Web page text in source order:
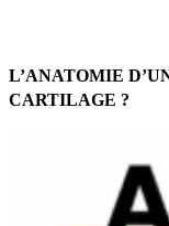
L’ANATOMIE
CARTILAGE ?